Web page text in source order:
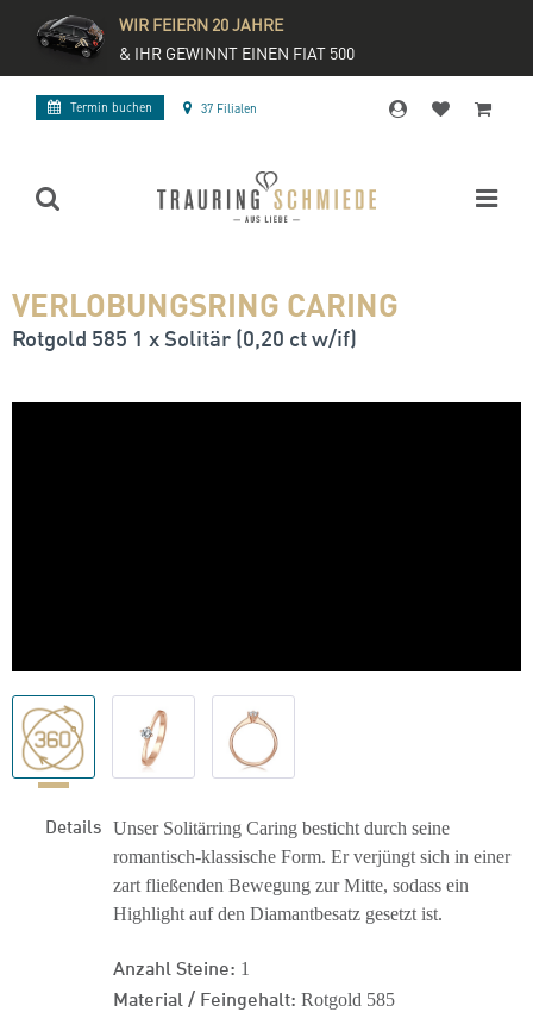
WIR FEIERN 20 JAHRE
& IHR GEWINNT EINEN FIAT 500
Termin buchen 37 Filialen
VERLOBUNGSRING CARING
Rotgold 585 1 x Solitär (0,20 ct w/if)
Details Unser Solitärring Caring besticht durch seine
romantisch-klassische Form. Er verjüngt sich in einer
zart fließenden Bewegung zur Mitte, sodass ein
Highlight auf den Diamantbesatz gesetzt ist.
Anzahl Steine: 1
Material / Feingehalt: Rotgold 585